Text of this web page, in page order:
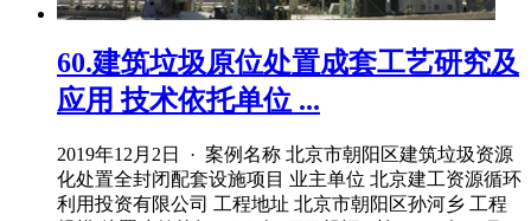
60.建筑垃圾原位处置成套工艺研究及
应用 技术依托单位 ...
2019年12月2日 · 案例名称 北京市朝阳区建筑垃圾资源
化处置全封闭配套设施项目 业主单位 北京建工资源循环
利用投资有限公司 工程地址 北京市朝阳区孙河乡 工程